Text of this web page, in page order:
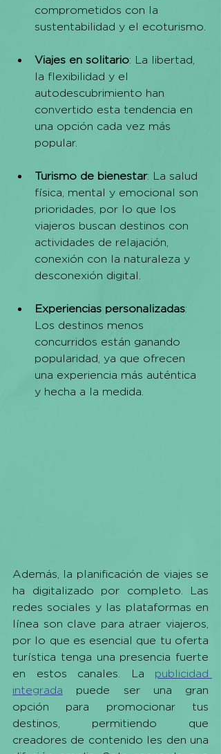
comprometidos con la
sustentabilidad y el ecoturismo.
Viajes en solitario: La libertad,
la flexibilidad y el
autodescubrimiento han
convertido esta tendencia en
una opción cada vez más
popular.
Turismo de bienestar: La salud
física, mental y emocional son
prioridades, por lo que los
viajeros buscan destinos con
actividades de relajación,
conexión con la naturaleza y
desconexión digital.
Experiencias personalizadas:
Los destinos menos
concurridos están ganando
popularidad, ya que ofrecen
una experiencia más auténtica
y hecha a la medida.
Además, la planificación de viajes se
ha digitalizado por completo. Las
redes sociales y las plataformas en
línea son clave para atraer viajeros,
por lo que es esencial que tu oferta
turística tenga una presencia fuerte
en estos canales. La publicidad
integrada puede ser una gran
opción para promocionar tus
destinos, permitiendo que
creadores de contenido les den una